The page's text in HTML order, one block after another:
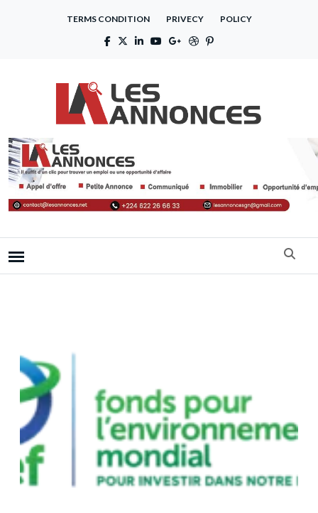
TERMS CONDITION PRIVECY POLICY